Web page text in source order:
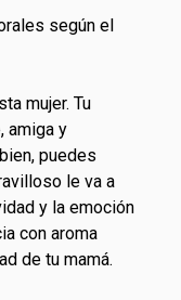
según el
mujer. Tu
amiga y
puedes
le va a
y la emoción
con aroma
de tu mamá.